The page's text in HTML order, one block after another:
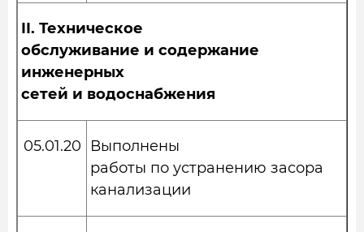
II. Техническое
обслуживание и содержание
инженерных
сетей и водоснабжения
05.01.20
Выполнены
работы по устранению засора
канализации